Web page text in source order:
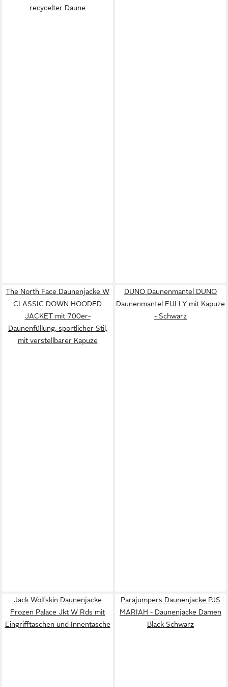
recycelter Daune
The North Face Daunenjacke W
CLASSIC DOWN HOODED
JACKET mit 700er-
Daunenfüllung, sportlicher Stil,
mit verstellbarer Kapuze
DUNO Daunenmantel DUNO
Daunenmantel FULLY mit Kapuze
- Schwarz
Jack Wolfskin Daunenjacke
Frozen Palace Jkt W Rds mit
Eingrifftaschen und Innentasche
Parajumpers Daunenjacke PJS
MARIAH - Daunenjacke Damen
Black Schwarz